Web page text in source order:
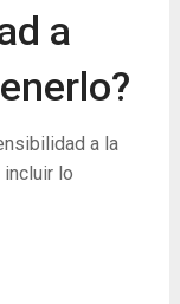
a
a la
lo